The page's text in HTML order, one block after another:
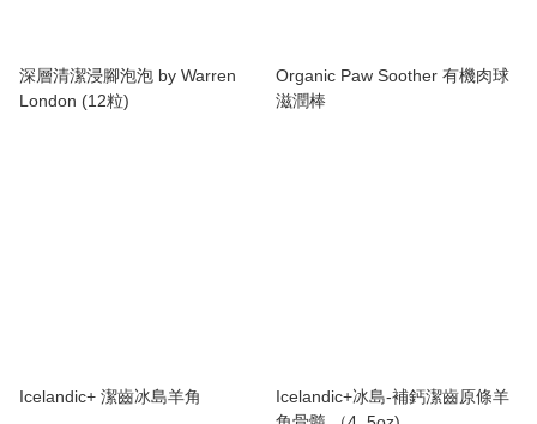
深層清潔浸腳泡泡 by Warren
London (12粒)
Organic Paw Soother 有機肉球
滋潤棒
Icelandic+ 潔齒冰島羊角
Icelandic+冰島-補鈣潔齒原條羊